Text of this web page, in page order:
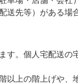
先等）がある場
。個人宅配送の
以上の階上げや、